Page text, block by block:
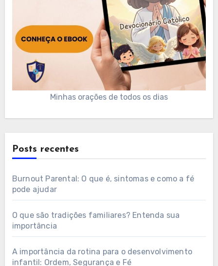
Minhas orações de todos os dias
Posts recentes
Burnout Parental: O que é, sintomas e como a fé
pode ajudar
O que são tradições familiares? Entenda sua
importância
A importância da rotina para o desenvolvimento
infantil: Ordem, Segurança e Fé